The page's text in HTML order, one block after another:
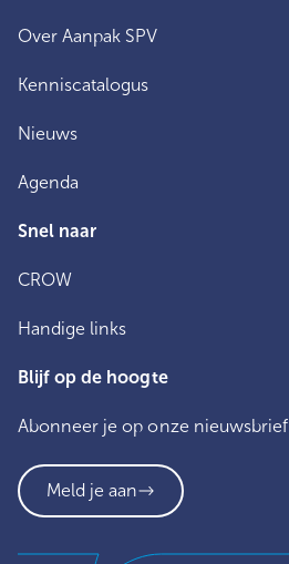
Over Aanpak SPV
Kenniscatalogus
Nieuws
Agenda
Snel naar
CROW
Handige links
Blijf op de hoogte
Abonneer je op onze nieuwsbrief
Meld je aan